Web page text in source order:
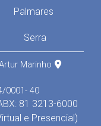
Palmares
Serra
Marinho
0001- 40
81 3213-6000
e Presencial)